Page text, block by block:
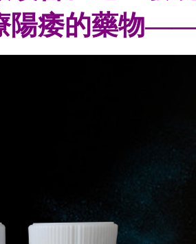
陽痿的藥物